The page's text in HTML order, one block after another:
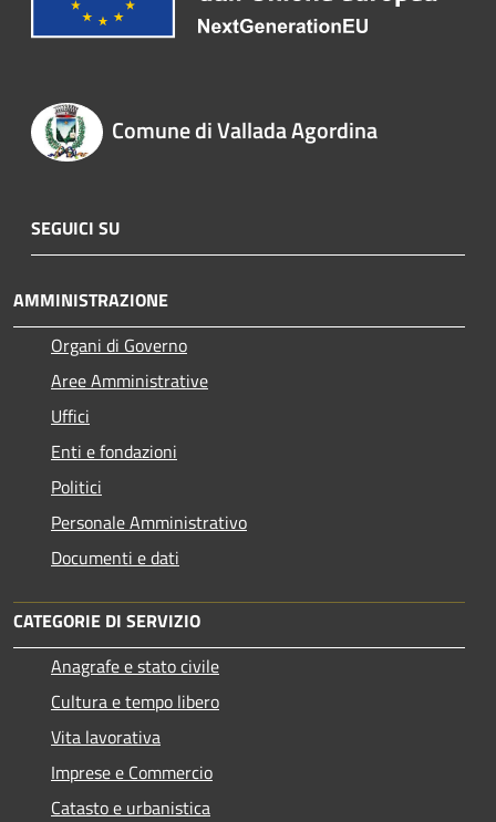
Comune di Vallada Agordina
SEGUICI SU
AMMINISTRAZIONE
Organi di Governo
Aree Amministrative
Uffici
Enti e fondazioni
Politici
Personale Amministrativo
Documenti e dati
CATEGORIE DI SERVIZIO
Anagrafe e stato civile
Cultura e tempo libero
Vita lavorativa
Imprese e Commercio
Catasto e urbanistica